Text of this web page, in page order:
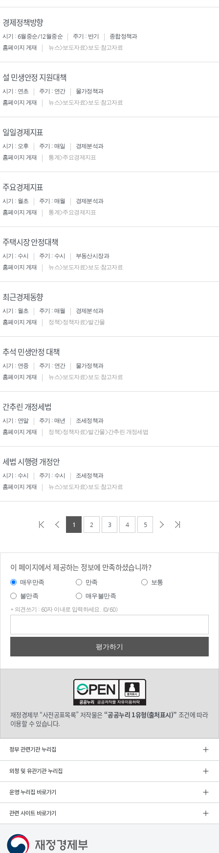
경제정책방향
시기 : 6월중순/12월중순 주기 : 반기
종합정책과
홈페이지 게재
뉴스>보도자료>보도·참고자료
설 민생안정 지원대책
시기 : 연초 주기 : 연간
물가정책과
홈페이지 게재
뉴스>보도자료>보도·참고자료
일일경제지표
시기 : 오후 주기 : 매일
경제분석과
홈페이지 게재
통계>주요경제지표
주요경제지표
시기 : 월초 주기 : 매월
경제분석과
홈페이지 게재
통계>주요경제지표
주택시장 안정대책
시기 : 수시 주기 : 수시
부동산시장과
홈페이지 게재
뉴스>보도자료>보도·참고자료
최근경제동향
시기 : 월초 주기 : 매월
경제분석과
홈페이지 게재
정책>정책자료>발간물
추석 민생안정 대책
시기 : 연중 주기 : 연간
물가정책과
홈페이지 게재
뉴스>보도자료>보도·참고자료
간추린 개정세법
시기 : 연말 주기 : 매년
조세정책과
홈페이지 게재
정책>정책자료>발간물>간추린 개정세법
세법 시행령 개정안
시기 : 수시 주기 : 수시
조세정책과
홈페이지 게재
뉴스>보도자료>보도·참고자료
1 2 3 4 5
이 페이지에서 제공하는 정보에 만족하셨습니까?
매우만족 만족
보통
불만족
매우불만족
* 의견쓰기 : 60자 이내로 입력하세요. (0/60)
재정경제부 “사전공표목록” 저작물은 “공공누리 1유형(출처표시)” 조건에 따라
이용할 수 있습니다.
정부 관련기관 누리집
외청 및 유관기관 누리집
운영 누리집 바로가기
관련 사이트 바로가기